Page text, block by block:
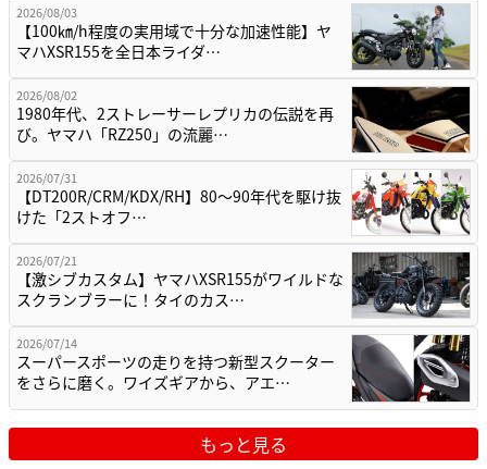
2026/08/03
【100㎞/h程度の実用域で十分な加速性能】ヤ
マハXSR155を全日本ライダ…
2026/08/02
1980年代、2ストレーサーレプリカの伝説を再
び。ヤマハ「RZ250」の流麗…
2026/07/31
【DT200R/CRM/KDX/RH】80〜90年代を駆け抜
けた「2ストオフ…
2026/07/21
【激シブカスタム】ヤマハXSR155がワイルドな
スクランブラーに！タイのカス…
2026/07/14
スーパースポーツの走りを持つ新型スクーター
をさらに磨く。ワイズギアから、アエ…
もっと見る